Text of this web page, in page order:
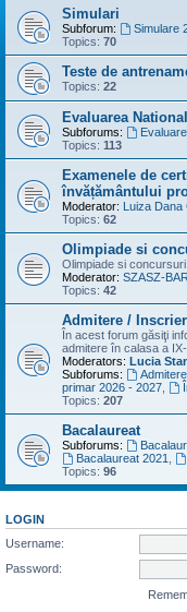
Simulari
Subforum:
Simulare
Topics: 70
Teste de
Topics: 22
Evaluarea
Subforums:
Topics: 113
Examenele de
învățământului
Moderator: Luiza Dana
Topics: 62
Olimpiade si
Olimpiade si concursuri
Moderator: SZASZ-
Topics: 42
Admitere /
În acest forum găsiţi
admitere în calasa a
Moderators: Lucia
Subforums:
primar 2026 - 2027
Topics: 207
Bacalaureat
Subforums:
Bacalaureat 2021
Topics: 96
LOGIN
Username:
Password: